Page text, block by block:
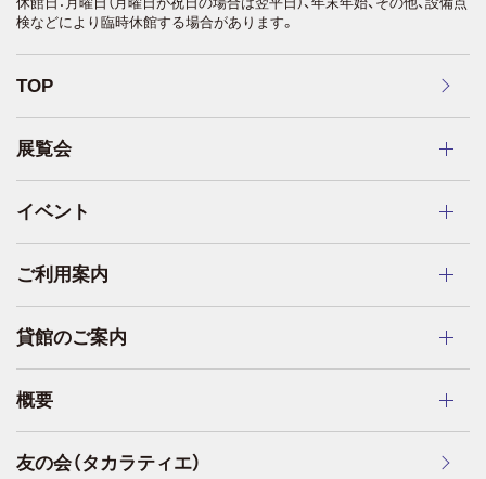
TOP
展覧会
イベント
ご利用案内
貸館のご案内
概要
友の会（タカラティエ）
検などにより臨時休館する場合があります。